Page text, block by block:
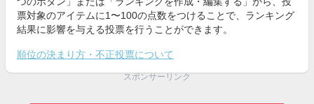
票対象のアイテムに1〜100の点数をつけることで、ランキング
結果に影響を与える投票を行うことができます。
順位の決まり方・不正投票について
スポンサーリンク